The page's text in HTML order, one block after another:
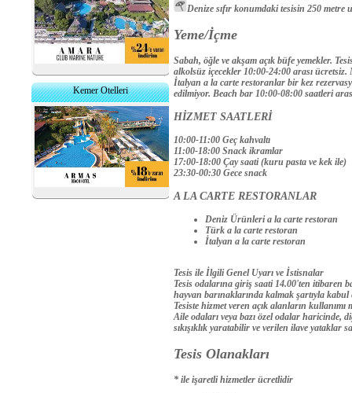
Kemer Otelleri
Denize sıfır konumdaki tesisin 250
Yeme/İçme
Sabah, öğle ve akşam açık büfe yemekler.
alkolsüz içecekler 10:00-24:00 arası
İtalyan a la carte restoranlar bir kez
edilmiyor. Beach bar 10:00-08:00 saatleri
HİZMET SAATLERİ
10:00-11:00 Geç kahvaltı
11:00-18:00 Snack ikramlar
17:00-18:00 Çay saati (kuru pasta ve kek ile)
23:30-00:30 Gece snack
A LA CARTE RESTORANLAR
Deniz Ürünleri a la carte restoran
Türk a la carte restoran
İtalyan a la carte restoran
Tesis ile İlgili Genel Uyarı ve İstisnalar
Tesis odalarına giriş saati 14.00'ten itibaren
hayvan barınaklarında kalmak şartıyla kabul
Tesiste hizmet veren açık alanların kullanımı
Aile odaları veya bazı özel odalar haricinde,
sıkışıklık yaratabilir ve verilen ilave yataklar
Tesis Olanakları
* ile işaretli hizmetler ücretlidir